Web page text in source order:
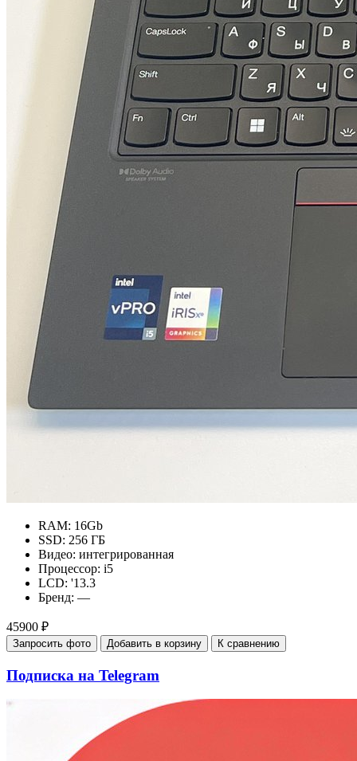
RAM: 16Gb
SSD: 256 ГБ
Видео: интегрированная
Процессор: i5
LCD: '13.3
Бренд: —
45900 ₽
Запросить фото Добавить в корзину К сравнению
Подписка на Telegram